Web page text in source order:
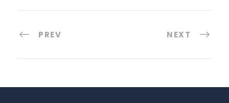
PREV NEXT